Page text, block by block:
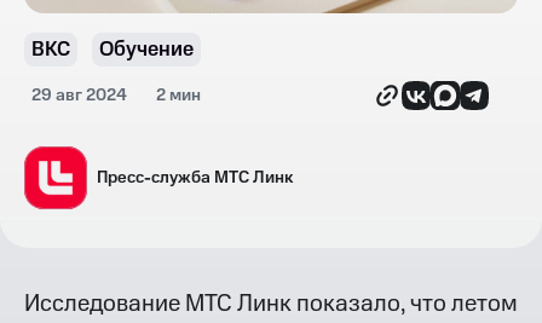
ВКС Обучение
29 авг 2024 2 мин
Пресс-служба МТС Линк
Исследование МТС Линк показало, что летом